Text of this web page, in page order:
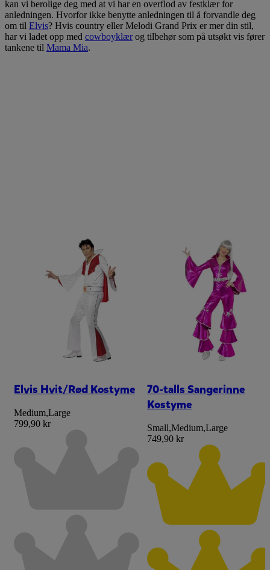
kan vi berolige deg med at vi har en overflod av festklær for
anledningen. Hvorfor ikke benytte anledningen til å forvandle deg
om til Elvis? Hvis country eller Melodi Grand Prix er mer din stil,
har vi ladet opp med cowboyklærog tilbehør som på utsøkt vis fører
tankene til Mama Mia.
Elvis Hvit/Rød Kostyme
Medium,Large
799,90 kr
70-talls Sangerinne
Kostyme
Small,Medium,Large
749,90 kr